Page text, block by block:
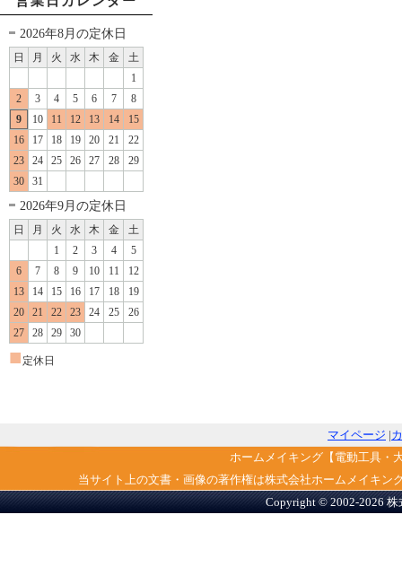
2026年8月の定休日
日 月 火 水 木 金
土
1
2
3 4 5 6 7
8
9
10 11 12 13 14
15
16
17 18 19 20 21
22
23
24 25 26 27 28
29
30
31
2026年9月の定休日
日 月 火 水 木 金
土
1
2 3 4
5
6
7 8 9 10 11
12
13
14 15 16 17 18
19
20
21 22 23 24 25
26
27
28 29 30
■ 定休日
マイページ |
ホームメイキング【電動工具・
当サイト上の文書・画像の著作権は株式会社ホームメイキ
Copyright © 2002-2026